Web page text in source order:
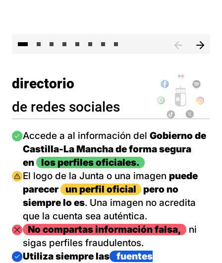
directorio
de redes sociales
Imagen
Accede a al información del Gobierno de
Castilla-La Mancha de forma segura
en
los perfiles oficiales.
Imagen
El logo de la Junta o una imagen puede
parecer
un perfil oficial
pero no
siempre lo es. Una imagen no acredita
que la cuenta sea auténtica.
ImagenNo compartas información falsa,
ni
sigas perfiles fraudulentos.
Imagen
Utiliza siempre las
fuentes